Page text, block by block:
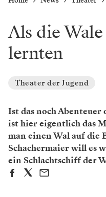
Als die
lernten
Theater der Jugend
Ist das noch Abenteuer
ist hier eigentlich das
man einen Wal auf die
Schachermaier will es
ein Schlachtschiff der